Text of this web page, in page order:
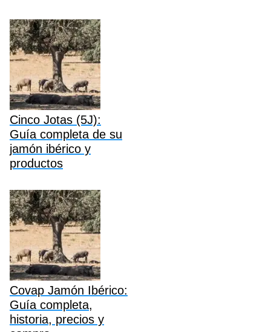
Cinco Jotas (5J):
Guía completa de su
jamón ibérico y
productos
Covap Jamón Ibérico:
Guía completa,
historia, precios y